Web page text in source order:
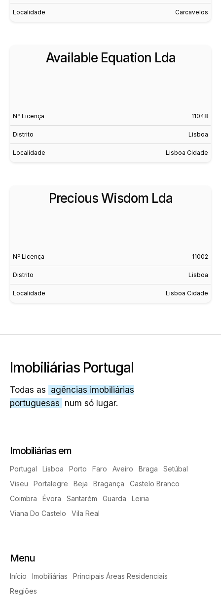
Localidade Carcavelos
Available Equation Lda
Nº Licença 11048
Distrito Lisboa
Localidade Lisboa Cidade
Precious Wisdom Lda
Nº Licença 11002
Distrito Lisboa
Localidade Lisboa Cidade
Imobiliárias Portugal
Todas as agências imobiliárias
portuguesas num só lugar.
Imobiliárias em
Portugal Lisboa Porto Faro Aveiro Braga
Setúbal
Viseu
Portalegre Beja Bragança
Castelo Branco
Coimbra
Évora Santarém Guarda
Leiria
Viana Do Castelo
Vila Real
Menu
Início Imobiliárias
Principais Áreas Residenciais
Regiões